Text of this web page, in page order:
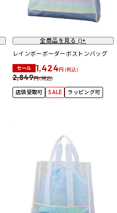
全商品を見る ()+
レインボーボーダーボストンバッグ
セール 1,424円 (税込)
2,849円 (税込)
店頭受取可 SALE ラッピング可